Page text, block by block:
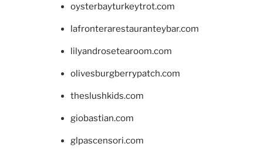
oysterbayturkeytrot.com
lafronterarestauranteybar.com
lilyandrosetearoom.com
olivesburgberrypatch.com
theslushkids.com
giobastian.com
glpascensori.com